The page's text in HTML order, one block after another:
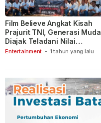
Entertainment - 1 tahun yang lalu
Film Believe Angkat Kisah
Prajurit TNI, Generasi Muda
Diajak Teladani Nilai
Keberanian